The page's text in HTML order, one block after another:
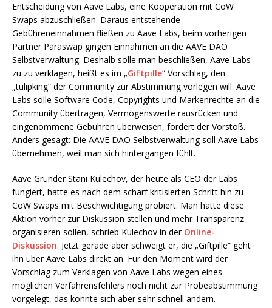
Entscheidung von Aave Labs, eine Kooperation mit CoW
Swaps abzuschließen. Daraus entstehende
Gebühreneinnahmen fließen zu Aave Labs, beim vorherigen
Partner Paraswap gingen Einnahmen an die AAVE DAO
Selbstverwaltung. Deshalb solle man beschließen, Aave Labs
zu zu verklagen, heißt es im „Giftpille“ Vorschlag, den
„tulipking“ der Community zur Abstimmung vorlegen will. Aave
Labs solle Software Code, Copyrights und Markenrechte an die
Community übertragen, Vermögenswerte rausrücken und
eingenommene Gebühren überweisen, fordert der Vorstoß.
Anders gesagt: Die AAVE DAO Selbstverwaltung soll Aave Labs
übernehmen, weil man sich hintergangen fühlt.
Aave Gründer Stani Kulechov, der heute als CEO der Labs
fungiert, hatte es nach dem scharf kritisierten Schritt hin zu
CoW Swaps mit Beschwichtigung probiert. Man hätte diese
Aktion vorher zur Diskussion stellen und mehr Transparenz
organisieren sollen, schrieb Kulechov in der Online-
Diskussion. Jetzt gerade aber schweigt er, die „Giftpille“ geht
ihn über Aave Labs direkt an. Für den Moment wird der
Vorschlag zum Verklagen von Aave Labs wegen eines
möglichen Verfahrensfehlers noch nicht zur Probeabstimmung
vorgelegt, das könnte sich aber sehr schnell ändern.